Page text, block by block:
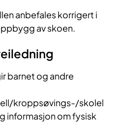
anbefales korrigert i
av skoen.
barnet og andre
kroppsøvings-/skolel
informasjon om fysisk